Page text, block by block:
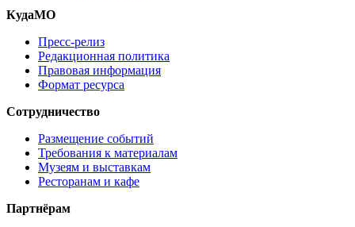
КудаМО
Пресс-релиз
Редакционная политика
Правовая информация
Формат ресурса
Сотрудничество
Размещение событий
Требования к материалам
Музеям и выставкам
Ресторанам и кафе
Партнёрам